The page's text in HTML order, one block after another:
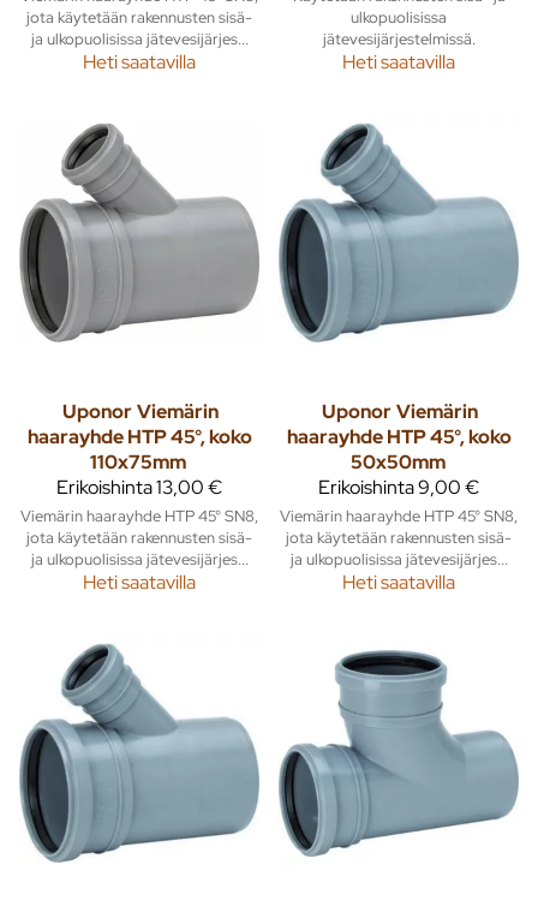
jota käytetään rakennusten sisä-
ja ulkopuolisissa jätevesijärjes...
Heti saatavilla
ulkopuolisissa
jätevesijärjestelmissä.
Heti saatavilla
UponorViemärin
haarayhde HTP 45°, koko
110x75mm
Erikoishinta13,00 €
Viemärin haarayhde HTP 45° SN8,
jota käytetään rakennusten sisä-
ja ulkopuolisissa jätevesijärjes...
Heti saatavilla
UponorViemärin
haarayhde HTP 45°, koko
50x50mm
Erikoishinta9,00 €
Viemärin haarayhde HTP 45° SN8,
jota käytetään rakennusten sisä-
ja ulkopuolisissa jätevesijärjes...
Heti saatavilla